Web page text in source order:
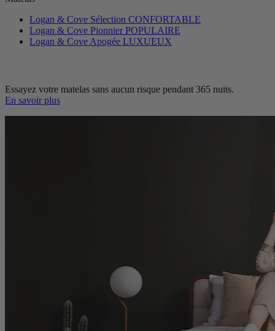
Logan & Cove Sélection CONFORTABLE
Logan & Cove Pionnier POPULAIRE
Logan & Cove Apogée LUXUEUX
Essayez votre matelas sans aucun risque pendant 365 nuits.
En savoir plus